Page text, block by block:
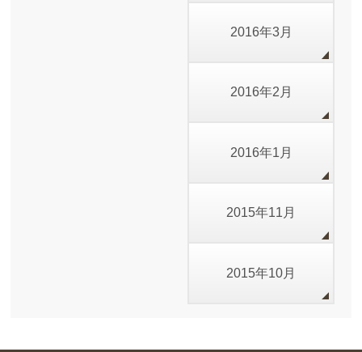
2016年3月
2016年2月
2016年1月
2015年11月
2015年10月